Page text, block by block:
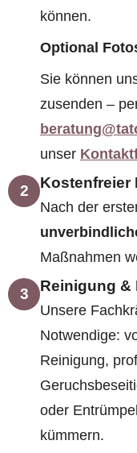
können.
Optional
Sie können
zusenden –
unser
2 Kostenfreier
Nach der
Maßnahmen
3 Reinigung &
Unsere
Notwendige:
Reinigung,
oder
kümmern.